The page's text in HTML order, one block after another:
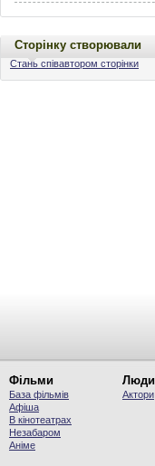
Сторінку створювали
Стань співавтором сторінки
Фільми
База фільмів
Афіша
В кінотеатрах
Незабаром
Аніме
Люди
Актори